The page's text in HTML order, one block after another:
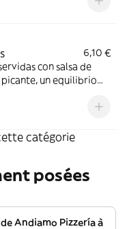
6,10 €
con salsa de
un equilibrio
catégorie
posées
Andiamo Pizzería à